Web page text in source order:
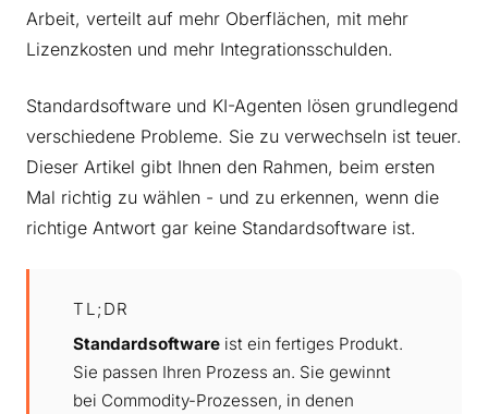
Arbeit, verteilt auf mehr Oberflächen, mit mehr
Lizenzkosten und mehr Integrationsschulden.
Standardsoftware und KI-Agenten lösen grundlegend
verschiedene Probleme. Sie zu verwechseln ist teuer.
Dieser Artikel gibt Ihnen den Rahmen, beim ersten
Mal richtig zu wählen - und zu erkennen, wenn die
richtige Antwort gar keine Standardsoftware ist.
TL;DR
Standardsoftware ist ein fertiges Produkt.
Sie passen Ihren Prozess an. Sie gewinnt
bei Commodity-Prozessen, in denen